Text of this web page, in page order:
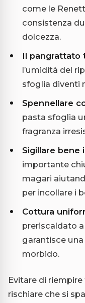
come le
consistenza
dolcezza.
Il pangrattato
l’umidità del
sfoglia diventi
Spennellare
pasta sfoglia
fragranza
Sigillare bene
importante
magari
per incollare i
Cottura
preriscaldato
garantisce
morbido.
Evitare di
rischiare che si